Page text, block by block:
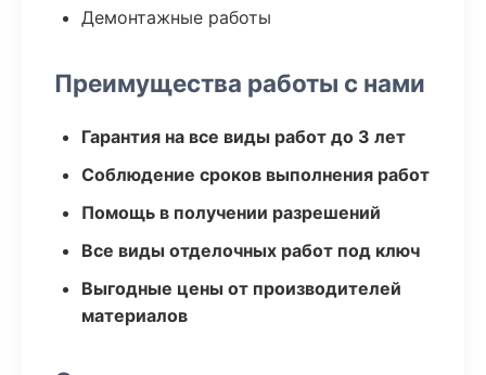
Демонтажные работы
Преимущества работы с нами
Гарантия на все виды работ до 3 лет
Соблюдение сроков выполнения работ
Помощь в получении разрешений
Все виды отделочных работ под ключ
Выгодные цены от производителей
материалов